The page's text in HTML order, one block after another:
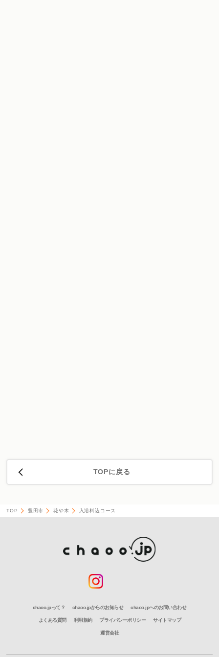
TOPに戻る
TOP 豊田市 花や木 入浴料込コース
chaoo.jpって？ chaoo.jpからのお知らせ chaoo.jpへのお問い合わせ
よくある質問 利用規約 プライバシーポリシー サイトマップ
運営会社